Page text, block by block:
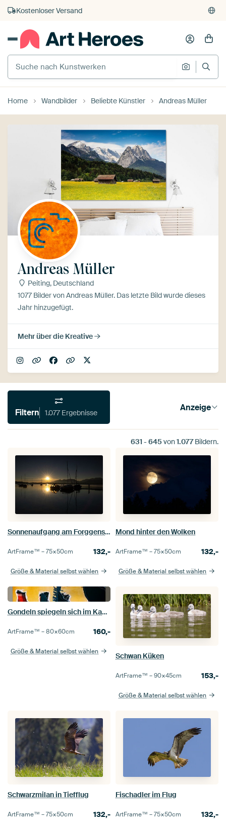
Kostenloser Versand
Kauf auf Rechnung
Individueller Druck auf Bestellung
Home Wandbilder Beliebte Künstler Andreas Müller
Andreas Müller
Peiting, Deutschland
1077 Bilder von Andreas Müller. Das letzte Bild wurde dieses
Jahr hinzugefügt.
Mehr über die Kreative
Filtern 1.077 Ergebnisse Anzeige
631 - 645von1.077Bildern.
Sonnenaufgang am Forggensee
ArtFrame™ –75×50cm 132,-
Größe & Material selbst wählen
Mond hinter den Wolken
ArtFrame™ –75×50cm 132,-
Größe & Material selbst wählen
Gondeln spiegeln sich im Kanal
ArtFrame™ –80×60cm 160,-
Größe & Material selbst wählen Schwan Küken
ArtFrame™ –90×45cm 153,-
Größe & Material selbst wählen
Schwarzmilan in Tiefflug
ArtFrame™ –75×50cm 132,-
Fischadler im Flug
ArtFrame™ –75×50cm 132,-